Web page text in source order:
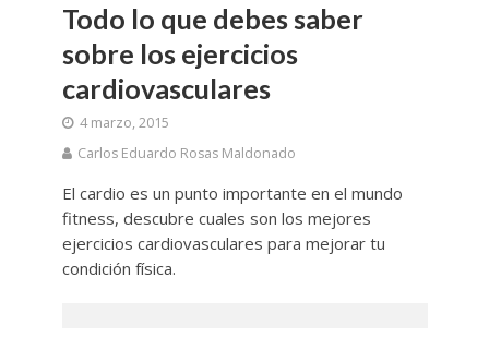
Todo lo que debes saber
sobre los ejercicios
cardiovasculares
4 marzo, 2015
Carlos Eduardo Rosas Maldonado
El cardio es un punto importante en el mundo
fitness, descubre cuales son los mejores
ejercicios cardiovasculares para mejorar tu
condición física.